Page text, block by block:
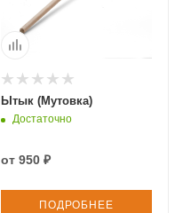
Ытык (Мутовка)
Достаточно
от 950 ₽
ПОДРОБНЕЕ